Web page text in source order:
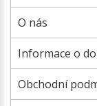
O nás
Informace o
Obchodní